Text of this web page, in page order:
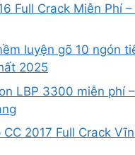
Full Crack Miễn Phí –
luyện gõ 10 ngón
2025
LBP 3300 miễn phí
2017 Full Crack